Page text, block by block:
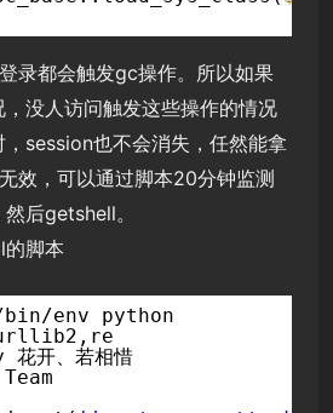
录都会触发gc操作。所以如果
没人访问触发这些操作的情况
session也不会消失，任然能拿
效，可以通过脚本20分钟监测
后getshell。
脚本
env python
开、若相惜